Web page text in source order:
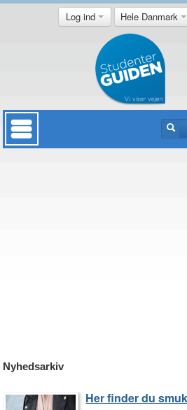
Log ind Hele Danmark
Nyhedsarkiv
Her finder du